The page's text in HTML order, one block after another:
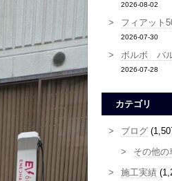
2026-08-02
フィアット
2026-07-30
ボルボ バ
2026-07-28
カテゴリ
ブログ
その他の
施工実績